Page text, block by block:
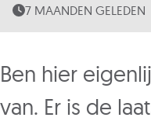
7 MAANDEN GELEDEN
Ben hier
van. Er is de